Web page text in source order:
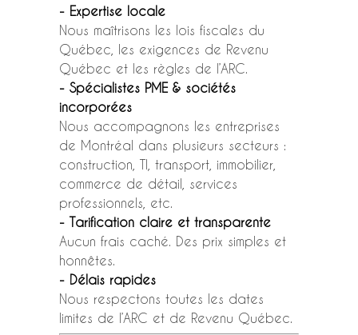
- Expertise locale
Nous maîtrisons les lois fiscales du
Québec, les exigences de Revenu
Québec et les règles de l’ARC.
- Spécialistes PME & sociétés
incorporées
Nous accompagnons les entreprises
de Montréal dans plusieurs secteurs :
construction, TI, transport, immobilier,
commerce de détail, services
professionnels, etc.
- Tarification claire et transparente
Aucun frais caché. Des prix simples et
honnêtes.
- Délais rapides
Nous respectons toutes les dates
limites de l’ARC et de Revenu Québec.